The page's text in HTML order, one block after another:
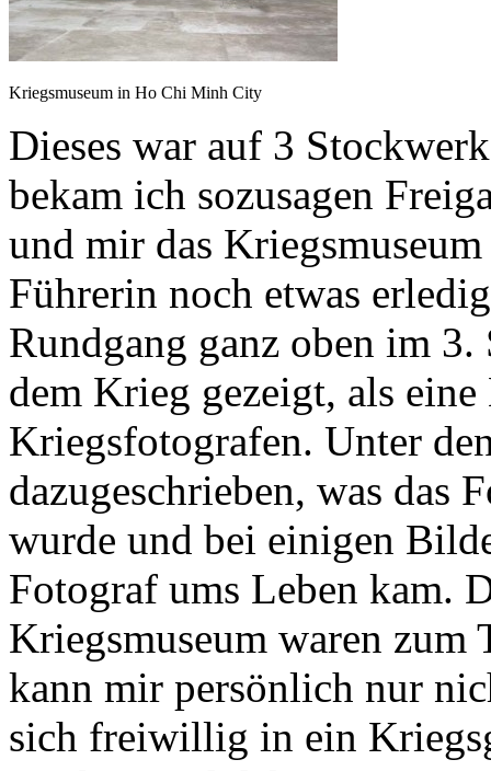
Kriegsmuseum in Ho Chi Minh City
Dieses war auf 3
bekam ich sozusagen
und mir das
Führerin noch etwas
Rundgang ganz oben im
dem Krieg gezeigt, als
Kriegsfotografen. Unter
dazugeschrieben, was das
wurde und bei einigen
Fotograf ums Leben kam.
Kriegsmuseum waren zum
kann mir persönlich nur
sich freiwillig in ein